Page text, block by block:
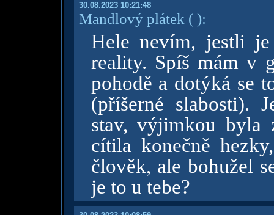
30.08.2023 10:21:48
Mandlový plátek ( ):
Hele nevím, jestli
reality. Spíš mám v
pohodě a dotýká se
(příšerné slabosti).
stav, výjimkou byla
cítila konečně
člověk, ale bohužel
je to u tebe?